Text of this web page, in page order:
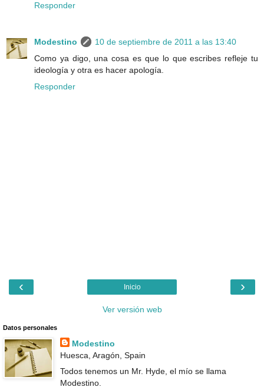
Responder
Modestino
10 de septiembre de 2011 a las 13:40
Como ya digo, una cosa es que lo que escribes refleje tu
ideología y otra es hacer apología.
Responder
‹ ›
Inicio
Ver versión web
Datos personales
Modestino
Huesca, Aragón, Spain
Todos tenemos un Mr. Hyde, el mío se llama
Modestino.